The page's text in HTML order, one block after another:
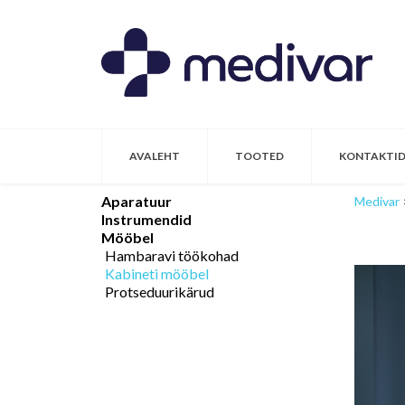
AVALEHT TOOTED KONTAKTID
Aparatuur
Instrumendid
Mööbel
Hambaravi töökohad
Kabineti mööbel
Protseduurikärud
Medivar